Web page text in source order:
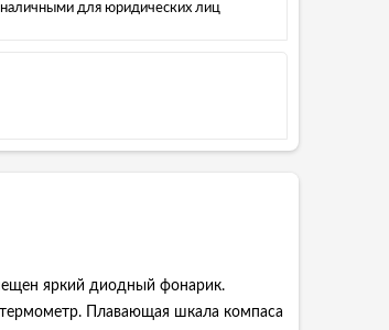
для юридических лиц
яркий диодный фонарик.
Плавающая шкала компаса